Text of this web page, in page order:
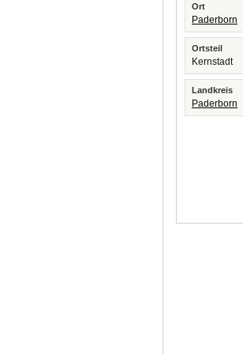
Ort
Paderborn
Ortsteil
Kernstadt
Landkreis
Paderborn